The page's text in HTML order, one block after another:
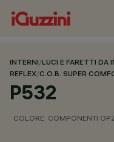
INTERNI/LUCI E FARETTI DA
REFLEX/C.O.B. SUPER
P532
COLORE COMPONENTI